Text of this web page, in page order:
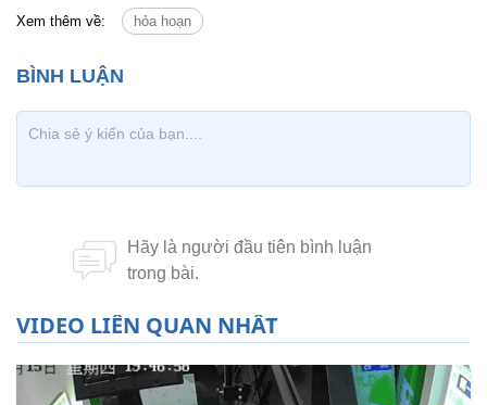
Xem thêm về: hỏa hoạn
VIDEO LIÊN QUAN NHẤT